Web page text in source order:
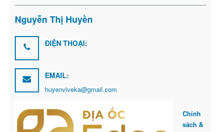
Nguyễn Thị Huyền
ĐIỆN THOẠI:
EMAIL:
huyenviveka@gmail.com
Chính
sách &